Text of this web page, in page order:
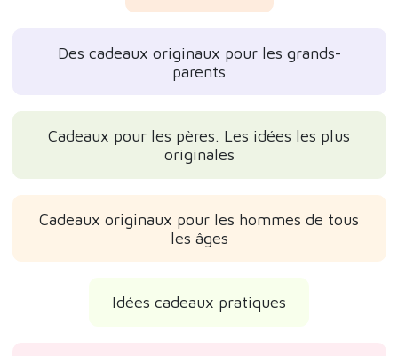
Des cadeaux originaux pour les grands-
parents
Cadeaux pour les pères. Les idées les plus
originales
Cadeaux originaux pour les hommes de tous
les âges
Idées cadeaux pratiques